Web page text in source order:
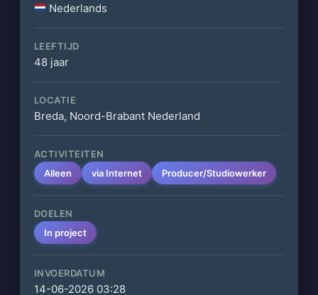
Nederlands
LEEFTIJD
48 jaar
LOCATIE
Breda, Noord-Brabant Nederland
ACTIVITEITEN
Alleen
via Internet Producer/Studiowerker
DOELEN
In project
INVOERDATUM
14-06-2026 03:28